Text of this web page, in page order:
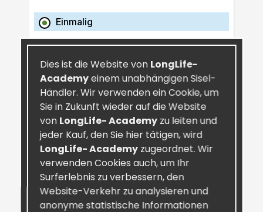
Einmalig
Dies ist die Website von LongLife-
Academyeinem unabhängigen Sisel-
Händler. Wir verwenden ein Cookie, um
Sie in Zukunft wieder auf die Website
von LongLife- Academyzu leiten und
jeder Kauf, den Sie hier tätigen, wird
LongLife- Academyzugeordnet. Wir
verwenden Cookies auch, um Ihr
Surferlebnis zu verbessern, den
Website-Verkehr zu analysieren und
anonyme statistische Informationen